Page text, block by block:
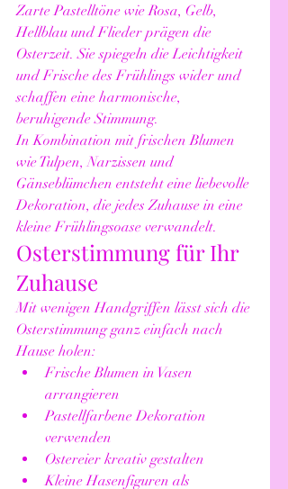
Zarte Pastelltöne wie Rosa, Gelb,
Hellblau und Flieder prägen die
Osterzeit. Sie spiegeln die Leichtigkeit
und Frische des Frühlings wider und
schaffen eine harmonische,
beruhigende Stimmung.
In Kombination mit frischen Blumen
wie Tulpen, Narzissen und
Gänseblümchen entsteht eine liebevolle
Dekoration, die jedes Zuhause in eine
kleine Frühlingsoase verwandelt.
Osterstimmung für Ihr
Zuhause
Mit wenigen Handgriffen lässt sich die
Osterstimmung ganz einfach nach
Hause holen:
Frische Blumen in Vasen
arrangieren
Pastellfarbene Dekoration
verwenden
Ostereier kreativ gestalten
Kleine Hasenfiguren als